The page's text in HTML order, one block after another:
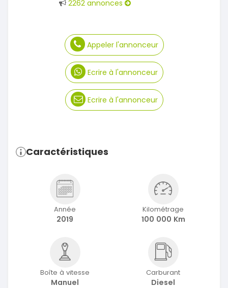
2262 annonces
Appeler l'annonceur
Ecrire à l'annonceur
Ecrire à l'annonceur
Caractéristiques
Année
2019
Kilométrage
100 000 Km
Boîte à vitesse
Manuel
Carburant
Diesel